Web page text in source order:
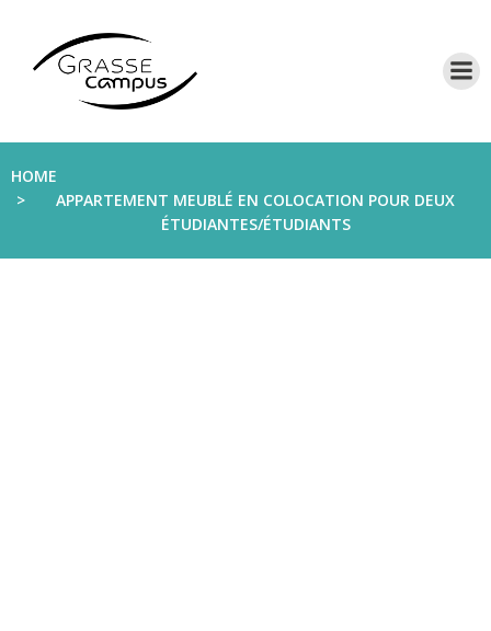
HOME
APPARTEMENT MEUBLÉ EN COLOCATION POUR DEUX
ÉTUDIANTES/ÉTUDIANTS